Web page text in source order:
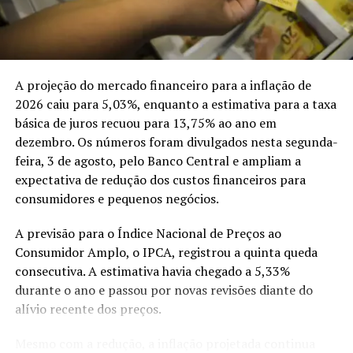
Sebrae orienta MEI sobre como vender para órgãos
públicos pelo Contrata+Brasil
fabricação de estruturas metálicas e equipamentos
ligados à geração de energia solar.
Produtos como carne bovina, carne suína, castanha,
açaí e café robusta amazônico estão entre as
mercadorias com possibilidade de ampliar espaço no
mercado asiático. A cadeia do bambu também foi
apresentada como alternativa de médio prazo para
novos negócios.
Um dos integrantes da comitiva, Yang Huajun, afirmou
que a capacidade industrial e tecnológica chinesa pode
ser combinada com a produção agropecuária do Acre. A
missão busca identificar projetos que possam resultar
em parcerias comerciais, investimentos e fornecimento
de produtos para consumidores da China e de outros
países asiáticos.
A projeção do mercado financeiro para a inflação de
2026 caiu para 5,03%, enquanto a estimativa para a taxa
básica de juros recuou para 13,75% ao ano em
dezembro. Os números foram divulgados nesta segunda-
feira, 3 de agosto, pelo Banco Central e ampliam a
expectativa de redução dos custos financeiros para
consumidores e pequenos negócios.
A previsão para o Índice Nacional de Preços ao
Consumidor Amplo, o IPCA, registrou a quinta queda
consecutiva. A estimativa havia chegado a 5,33%
durante o ano e passou por novas revisões diante do
alívio recente dos preços.